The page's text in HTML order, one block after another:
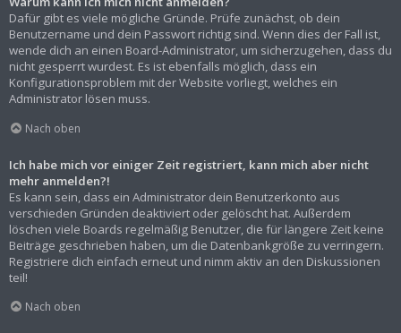
Dafür gibt es viele mögliche Gründe. Prüfe zunächst, ob dein
Benutzername und dein Passwort richtig sind. Wenn dies der Fall ist,
wende dich an einen Board-Administrator, um sicherzugehen, dass du
nicht gesperrt wurdest. Es ist ebenfalls möglich, dass ein
Konfigurationsproblem mit der Website vorliegt, welches ein
Administrator lösen muss.
Nach oben
Ich habe mich vor einiger Zeit registriert, kann mich aber nicht
mehr anmelden?!
Es kann sein, dass ein Administrator dein Benutzerkonto aus
verschieden Gründen deaktiviert oder gelöscht hat. Außerdem
löschen viele Boards regelmäßig Benutzer, die für längere Zeit keine
Beiträge geschrieben haben, um die Datenbankgröße zu verringern.
Registriere dich einfach erneut und nimm aktiv an den Diskussionen
teil!
Nach oben